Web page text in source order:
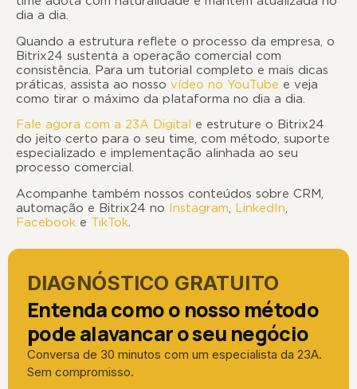
dia a dia.
Quando a estrutura reflete o processo da empresa, o
Bitrix24 sustenta a operação comercial com
consistência. Para um tutorial completo e mais dicas
práticas, assista ao nosso vídeo no YouTube e veja
como tirar o máximo da plataforma no dia a dia.
Fale agora com a 23A Digital e estruture o Bitrix24
do jeito certo para o seu time, com método, suporte
especializado e implementação alinhada ao seu
processo comercial.
Acompanhe também nossos conteúdos sobre CRM,
automação e Bitrix24 no Instagram LinkedIn
Facebook e TikTok
DIAGNÓSTICO GRATUITO
Entenda como o nosso método
pode alavancar o seu negócio
Conversa de 30 minutos com um especialista da 23A.
Sem compromisso.